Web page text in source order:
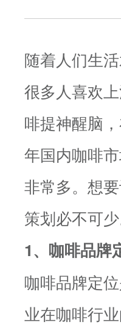
随着人们生
很多人喜欢
啡提神醒脑
年国内咖啡
非常多。想
策划必不可少
1、咖啡品牌
咖啡品牌定
业在咖啡行